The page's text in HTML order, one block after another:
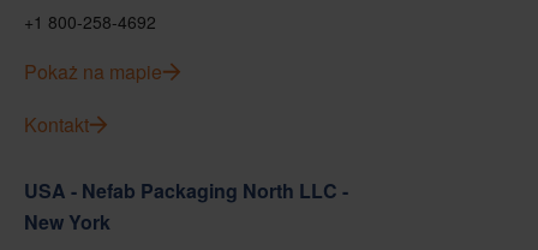
+1 800-258-4692
Pokaż na mapie
Kontakt
USA - Nefab Packaging North LLC -
New York